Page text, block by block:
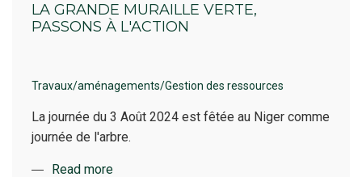
LA GRANDE MURAILLE VERTE,
PASSONS À L'ACTION
Travaux/aménagements/Gestion des ressources
La journée du 3 Août 2024 est fêtée au Niger comme
journée de l'arbre.
Read more